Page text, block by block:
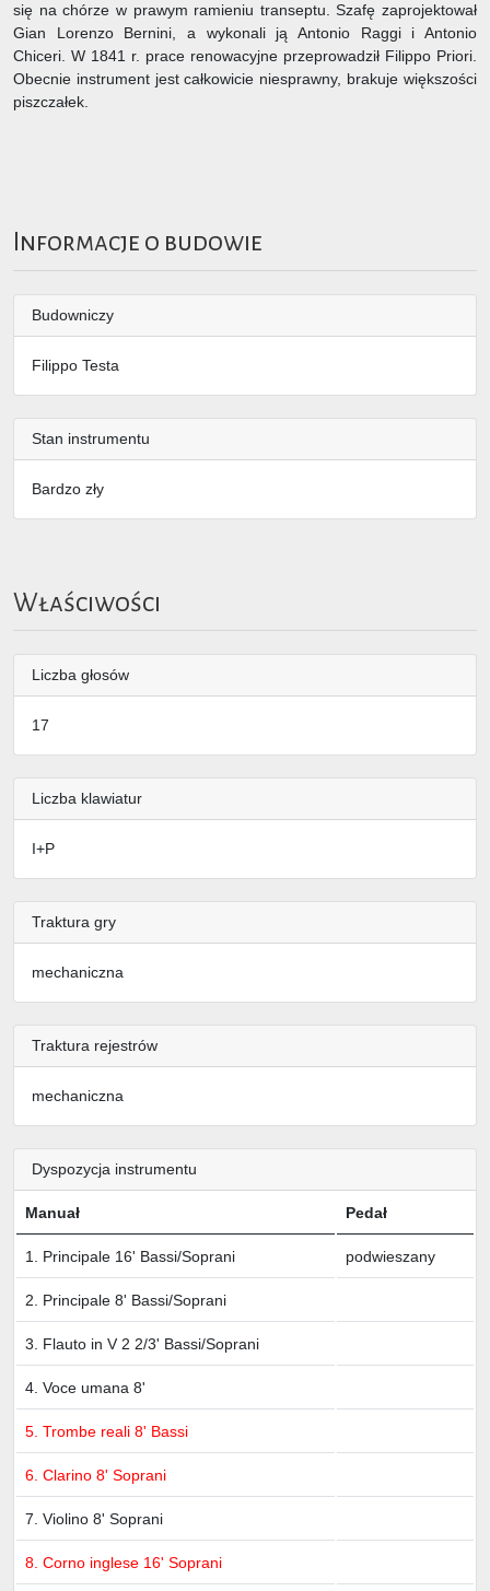
się na chórze w prawym ramieniu transeptu. Szafę zaprojektował
Gian Lorenzo Bernini, a wykonali ją Antonio Raggi i Antonio
Chiceri. W 1841 r. prace renowacyjne przeprowadził Filippo Priori.
Obecnie instrument jest całkowicie niesprawny, brakuje większości
piszczałek.
Informacje o budowie
Budowniczy
Filippo Testa
Stan instrumentu
Bardzo zły
Właściwości
Liczba głosów
17
Liczba klawiatur
I+P
Traktura gry
mechaniczna
Traktura rejestrów
mechaniczna
Dyspozycja instrumentu
Manuał Pedał
1. Principale 16' Bassi/Soprani podwieszany
2. Principale 8' Bassi/Soprani
3. Flauto in V 2 2/3' Bassi/Soprani
4. Voce umana 8'
5. Trombe reali 8' Bassi
6. Clarino 8' Soprani
7. Violino 8' Soprani
8. Corno inglese 16' Soprani